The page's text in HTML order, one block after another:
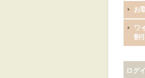
お
ワ
割
ログ